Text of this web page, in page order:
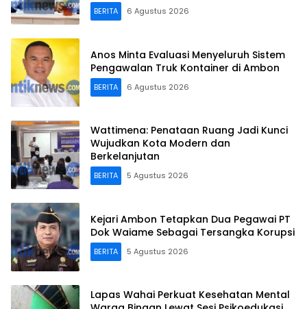
BERITA 6 Agustus 2026
Anos Minta Evaluasi Menyeluruh Sistem
Pengawalan Truk Kontainer di Ambon
BERITA 6 Agustus 2026
Wattimena: Penataan Ruang Jadi Kunci
Wujudkan Kota Modern dan
Berkelanjutan
BERITA 5 Agustus 2026
Kejari Ambon Tetapkan Dua Pegawai PT
Dok Waiame Sebagai Tersangka Korupsi
BERITA 5 Agustus 2026
Lapas Wahai Perkuat Kesehatan Mental